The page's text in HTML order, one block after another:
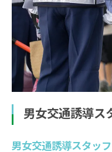
男女交通誘導ス
男女交通誘導スタッフ